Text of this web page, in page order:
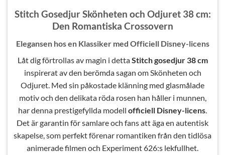
Stitch Gosedjur Skönheten och Odjuret 38 cm:
Den Romantiska Crossovern
Elegansen hos en Klassiker med Officiell Disney-licens
Låt dig förtrollas av magin i dettaStitch gosedjur 38 cm
inspirerat av den berömda sagan om Skönheten och
Odjuret. Med sin påkostade klänning med glasmålade
motiv och den delikata röda rosen han håller i munnen,
har denna prestigefyllda modell officiell Disney-licens
Det är garantin för samlare och fans att äga en autentisk
skapelse, som perfekt förenar romantiken från den tidlösa
animerade filmen och Experiment 626:s lekfullhet.